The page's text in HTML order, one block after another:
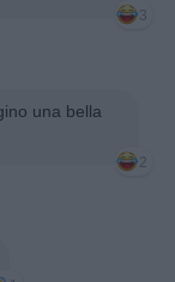
3
una bella
2